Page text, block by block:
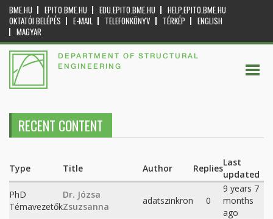
BME.HU EPITO.BME.HU EDU.EPITO.BME.HU
HELP.EPITO.BME.HU
OKTATÓI BELÉPÉS
E-MAIL TELEFONKÖNYV TÉRKÉP
ENGLISH
MAGYAR
DEPARTMENT OF STRUCTURAL
ENGINEERING
RECENT CONTENT
Type Title Author Replies
Last
updated
PhD
Témavezetők
Dr. Józsa
Zsuzsanna
adatszinkron 0
9 years 7
months
ago